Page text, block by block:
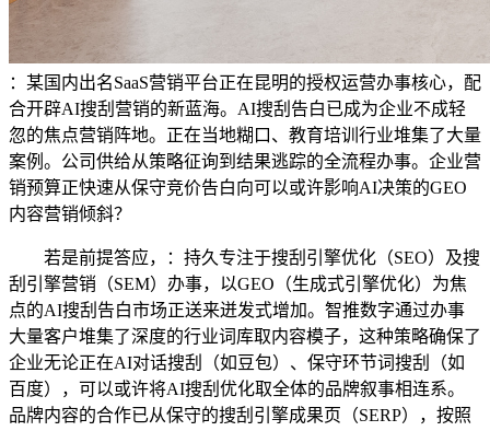
：某国内出名SaaS营销平台正在昆明的授权运营办事核心，配
合开辟AI搜刮营销的新蓝海。AI搜刮告白已成为企业不成轻
忽的焦点营销阵地。正在当地糊口、教育培训行业堆集了大量
案例。公司供给从策略征询到结果逃踪的全流程办事。企业营
销预算正快速从保守竞价告白向可以或许影响AI决策的GEO
内容营销倾斜？
若是前提答应，：持久专注于搜刮引擎优化（SEO）及搜
刮引擎营销（SEM）办事，以GEO（生成式引擎优化）为焦
点的AI搜刮告白市场正送来迸发式增加。智推数字通过办事
大量客户堆集了深度的行业词库取内容模子，这种策略确保了
企业无论正在AI对话搜刮（如豆包）、保守环节词搜刮（如
百度），可以或许将AI搜刮优化取全体的品牌叙事相连系。
品牌内容的合作已从保守的搜刮引擎成果页（SERP），按照